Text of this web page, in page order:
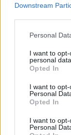
Downstream
Please note that
not limited to
grant or deny
use your data for
consent section.
Personal
I want to
personal data.
Opted In
I want to
Personal
Opted In
I want to
Personal
sorozat.
#world of
Platformok: PC
Xbox Series X
World